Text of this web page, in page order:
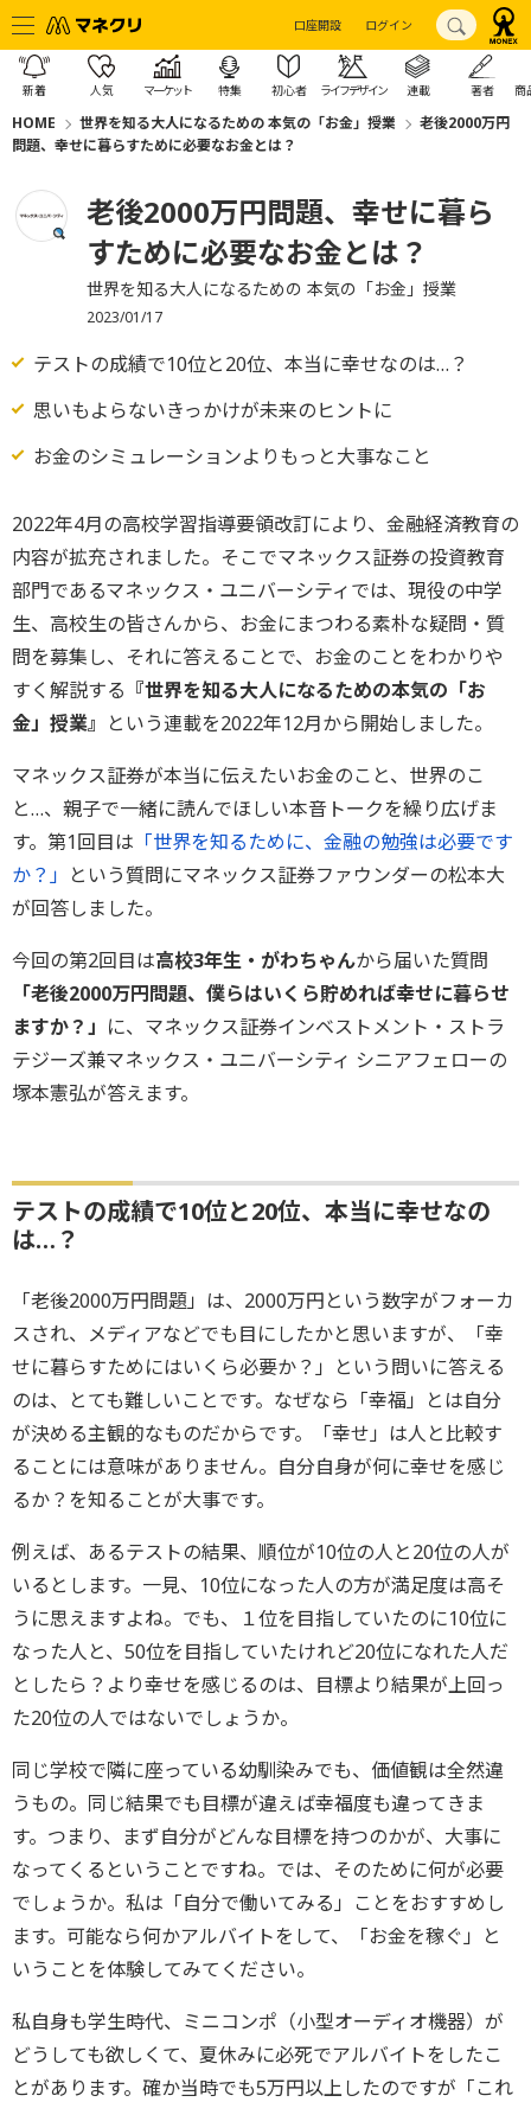
口座開設 ログイン
新着 人気 マーケット 特集 初心者 ライフデザイン 連載 著者 商
HOME 世界を知る大人になるための 本気の「お金」授業
老後2000万円
問題、幸せに暮らすために必要なお金とは？
老後2000万円問題、幸せに暮ら
すために必要なお金とは？
世界を知る大人になるための 本気の「お金」授業
2023/01/17
テストの成績で10位と20位、本当に幸せなのは…？
思いもよらないきっかけが未来のヒントに
お金のシミュレーションよりもっと大事なこと
2022年4月の高校学習指導要領改訂により、金融経済教育の
内容が拡充されました。そこでマネックス証券の投資教育
部門であるマネックス・ユニバーシティでは、現役の中学
生、高校生の皆さんから、お金にまつわる素朴な疑問・質
問を募集し、それに答えることで、お金のことをわかりや
すく解説する 『世界を知る大人になるための本気の「お
金」授業』 という連載を2022年12月から開始しました。
マネックス証券が本当に伝えたいお金のこと、世界のこ
と…、親子で一緒に読んでほしい本音トークを繰り広げま
す。第1回目は 「世界を知るために、金融の勉強は必要です
か？」 という質問にマネックス証券ファウンダーの松本大
が回答しました。
今回の第2回目は高校3年生・がわちゃんから届いた質問
「老後2000万円問題、僕らはいくら貯めれば幸せに暮らせ
ますか？」 に、マネックス証券インベストメント・ストラ
テジーズ兼マネックス・ユニバーシティ シニアフェローの
塚本憲弘が答えます。
テストの成績で10位と20位、本当に幸せなの
は…？
「老後2000万円問題」は、2000万円という数字がフォーカ
スされ、メディアなどでも目にしたかと思いますが、「幸
せに暮らすためにはいくら必要か？」という問いに答える
のは、とても難しいことです。なぜなら「幸福」とは自分
が決める主観的なものだからです。「幸せ」は人と比較す
ることには意味がありません。自分自身が何に幸せを感じ
るか？を知ることが大事です。
例えば、あるテストの結果、順位が10位の人と20位の人が
いるとします。一見、10位になった人の方が満足度は高そ
うに思えますよね。でも、１位を目指していたのに10位に
なった人と、50位を目指していたけれど20位になれた人だ
としたら？より幸せを感じるのは、目標より結果が上回っ
た20位の人ではないでしょうか。
同じ学校で隣に座っている幼馴染みでも、価値観は全然違
うもの。同じ結果でも目標が違えば幸福度も違ってきま
す。つまり、まず自分がどんな目標を持つのかが、大事に
なってくるということですね。では、そのために何が必要
でしょうか。私は「自分で働いてみる」ことをおすすめし
ます。可能なら何かアルバイトをして、「お金を稼ぐ」と
いうことを体験してみてください。
私自身も学生時代、ミニコンポ（小型オーディオ機器）が
どうしても欲しくて、夏休みに必死でアルバイトをしたこ
とがあります。確か当時でも5万円以上したのですが「これ